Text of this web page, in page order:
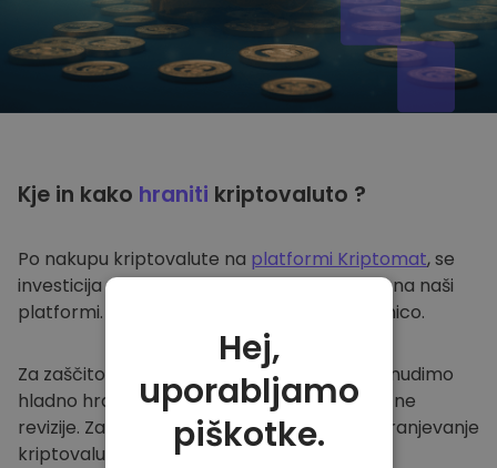
Kje in kako hraniti kriptovaluto ?
Po nakupu kriptovalute na platformi Kriptomat, se
investicija prenese v vašo varno denarnico na naši
platformi. Vsak uporabnik ima svojo denarnico.
Za zaščito naših strank in njihovih sredstev nudimo
hladno hrambo ter redno izvajamo varnostne
revizije. Zato je naša platforma varna za shranjevanje
kriptovalute in ostalih kripto naložb.
Hej,
uporabljamo
piškotke.